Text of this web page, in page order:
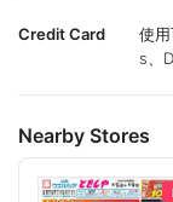
Credit Card
使
s、
Nearby Stores